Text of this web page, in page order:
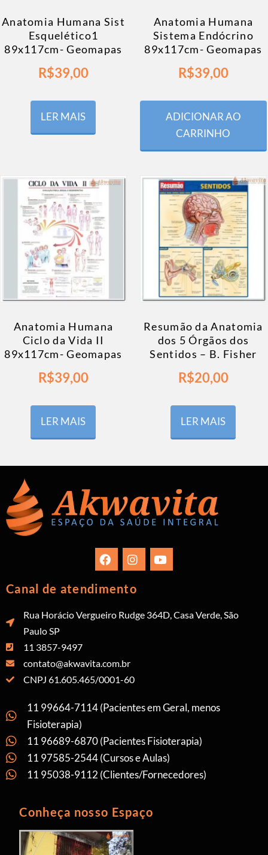
Anatomia Humana Sist
Esquelético1
89x117cm- Geomapas
R$39,00
LER MAIS
Anatomia Humana
Sistema Endócrino
89x117cm- Geomapas
R$39,00
ADICIONAR AO
CARRINHO
Anatomia Humana
Ciclo da Vida II
89x117cm- Geomapas
R$39,00
LER MAIS
Resumão da Anatomia
dos 5 Órgãos dos
Sentidos – B. Fisher
R$20,00
LER MAIS
Canal de atendimento
Rua Horácio Vergueiro Rudge 364D, Casa Verde, São
Paulo SP
11 3857-9497
contato@akwavita.com.br
CNPJ 61.605.465/0001-60
11 99664-7114 (Pacientes em Geral, menos
Fisioterapia)
11 96689-6870 (Pacientes Fisioterapia)
11 97585-2544 (Cursos e Aulas)
11 95038-9112 (Clientes/Fornecedores)
Conheça nosso Espaço